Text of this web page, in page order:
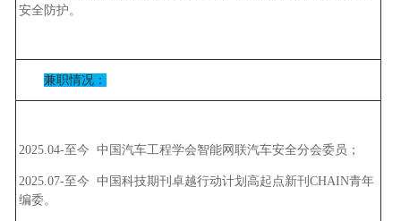
安全防护。
兼职情况：
2025.04-至今 中国汽车工程学会智能网联汽车安全分会委员；
2025.07-至今 中国科技期刊卓越行动计划高起点新刊CHAIN青年
编委。